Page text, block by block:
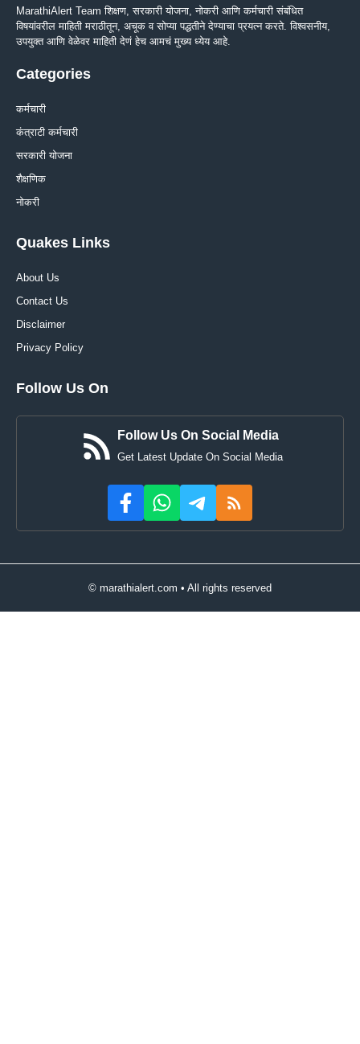
MarathiAlert Team शिक्षण, सरकारी योजना, नोकरी आणि कर्मचारी संबंधित
विषयांवरील माहिती मराठीतून, अचूक व सोप्या पद्धतीने देण्याचा प्रयत्न करते. विश्वसनीय,
उपयुक्त आणि वेळेवर माहिती देणं हेच आमचं मुख्य ध्येय आहे.
Categories
कर्मचारी
कंत्राटी कर्मचारी
सरकारी योजना
शैक्षणिक
नोकरी
Quakes Links
About Us
Contact Us
Disclaimer
Privacy Policy
Follow Us On
Follow Us On Social Media
Get Latest Update On Social Media
© marathialert.com • All rights reserved